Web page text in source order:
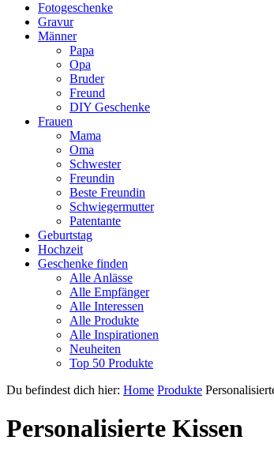
Fotogeschenke
Gravur
Männer
Papa
Opa
Bruder
Freund
DIY Geschenke
Frauen
Mama
Oma
Schwester
Freundin
Beste Freundin
Schwiegermutter
Patentante
Geburtstag
Hochzeit
Geschenke finden
Alle Anlässe
Alle Empfänger
Alle Interessen
Alle Produkte
Alle Inspirationen
Neuheiten
Top 50 Produkte
Du befindest dich hier: Home Produkte
Personalisierte Kissen